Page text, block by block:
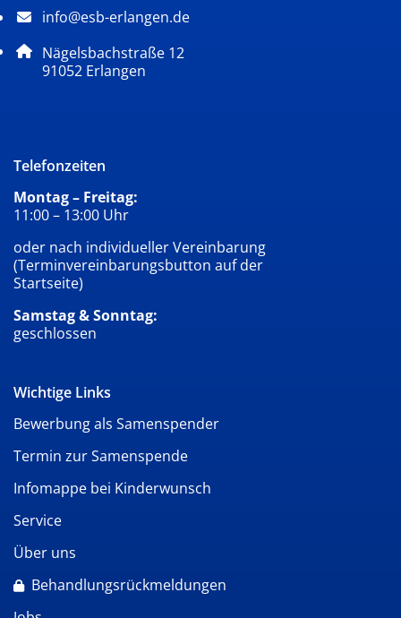
info@esb-erlangen.de
E-Mail Adresse: info@esb-erlangen.de
Adresse:
Nägelsbachstraße 12
91052 , 9 1 0 5 2
Erlangen
Telefonzeiten
Montag – Freitag:
11:00 – 13:00 Uhr
oder nach individueller Vereinbarung
(Terminvereinbarungsbutton auf der
Startseite)
Samstag & Sonntag:
geschlossen
Wichtige Links
Bewerbung als Samenspender
Termin zur Samenspende
Infomappe bei Kinderwunsch
Service
Über uns
Behandlungsrückmeldungen